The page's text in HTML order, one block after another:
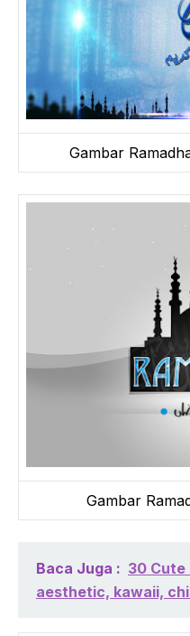
Gambar
Gambar
Baca Juga : 30 Cute
aesthetic, kawaii,